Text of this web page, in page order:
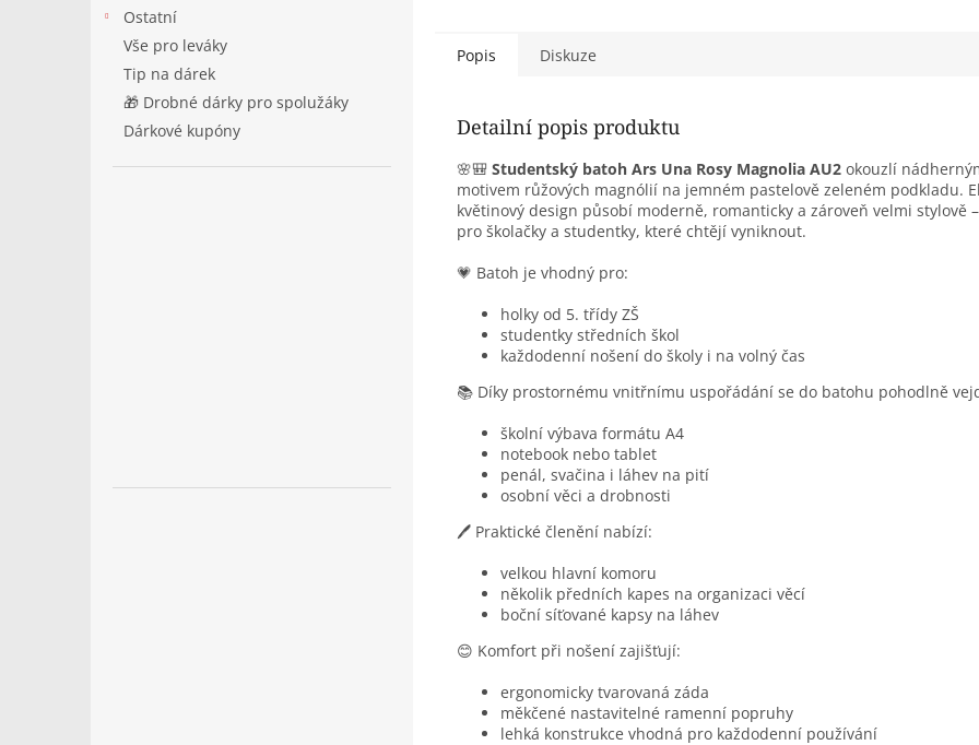
Ostatní
Vše pro leváky
Tip na dárek
🎁 Drobné dárky pro spolužáky
Dárkové kupóny
Popis Diskuze
Detailní popis produktu
🌸🎒 Studentský batoh Ars Una Rosy Magnolia AU2 okouzlí
motivem růžových magnólií na jemném pastelově zeleném podkladu.
květinový design působí moderně, romanticky a zároveň velmi stylově
pro školačky a studentky, které chtějí vyniknout.
💗 Batoh je vhodný pro:
holky od 5. třídy ZŠ
studentky středních škol
každodenní nošení do školy i na volný čas
📚 Díky prostornému vnitřnímu uspořádání se do batohu pohodlně
školní výbava formátu A4
notebook nebo tablet
penál, svačina i láhev na pití
osobní věci a drobnosti
🖊️ Praktické členění nabízí:
velkou hlavní komoru
několik předních kapes na organizaci věcí
boční síťované kapsy na láhev
😊 Komfort při nošení zajišťují:
ergonomicky tvarovaná záda
měkčené nastavitelné ramenní popruhy
lehká konstrukce vhodná pro každodenní používání